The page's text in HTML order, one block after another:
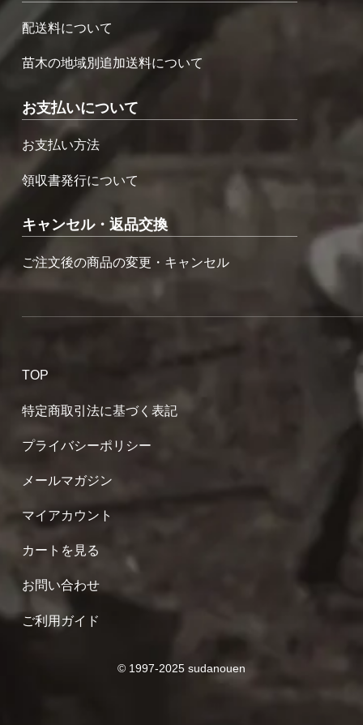
配送料について
苗木の地域別追加送料について
お支払いについて
お支払い方法
領収書発行について
キャンセル・返品交換
ご注文後の商品の変更・キャンセル
TOP
特定商取引法に基づく表記
プライバシーポリシー
メールマガジン
マイアカウント
カートを見る
お問い合わせ
ご利用ガイド
© 1997-2025 sudanouen